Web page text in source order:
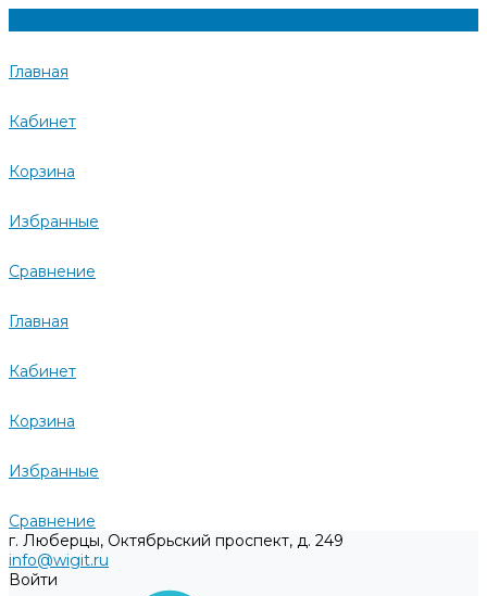
Главная
Кабинет
Корзина
Избранные
Сравнение
Главная
Кабинет
Корзина
Избранные
Сравнение
г. Люберцы, Октябрьский проспект, д. 249
info@wigit.ru
Войти